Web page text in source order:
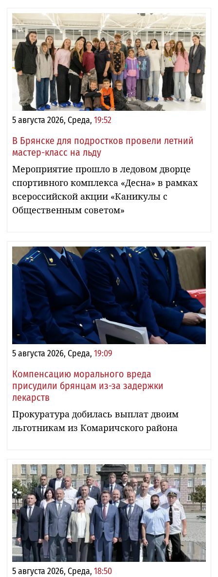
5 августа 2026, Среда, 19:52
В Брянске для подростков провели летний
мастер-класс на льду
Мероприятие прошло в ледовом дворце
спортивного комплекса «Десна» в рамках
всероссийской акции «Каникулы с
Общественным советом»
5 августа 2026, Среда, 19:09
Компенсацию морального вреда
присудили брянцам из-за задержки
лекарств
Прокуратура добилась выплат двоим
льготникам из Комаричского района
5 августа 2026, Среда, 18:50